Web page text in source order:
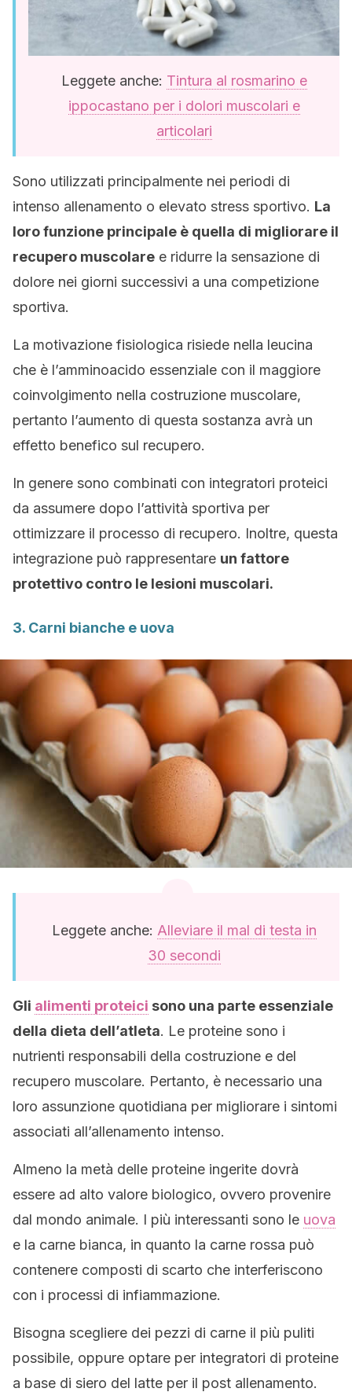
Leggete anche: Tintura al rosmarino e
ippocastano per i dolori muscolari e
articolari
Sono utilizzati principalmente nei periodi di
intenso allenamento o elevato stress sportivo. La
loro funzione principale è quella di migliorare il
recupero muscolare e ridurre la sensazione di
dolore nei giorni successivi a una competizione
sportiva.
La motivazione fisiologica risiede nella leucina
che è l’amminoacido essenziale con il maggiore
coinvolgimento nella costruzione muscolare,
pertanto l’aumento di questa sostanza avrà un
effetto benefico sul recupero.
In genere sono combinati con integratori proteici
da assumere dopo l’attività sportiva per
ottimizzare il processo di recupero. Inoltre, questa
integrazione può rappresentare un fattore
protettivo contro le lesioni muscolari.
3. Carni bianche e uova
Leggete anche: Alleviare il mal di testa in
30 secondi
Gli alimenti proteici sono una parte essenziale
della dieta dell’atleta. Le proteine ​​sono i
nutrienti responsabili della costruzione e del
recupero muscolare. Pertanto, è necessario una
loro assunzione quotidiana per migliorare i sintomi
associati all’allenamento intenso.
Almeno la metà delle proteine ​​ingerite dovrà
essere ad alto valore biologico, ovvero provenire
dal mondo animale. I più interessanti sono le uova
e la carne bianca, in quanto la carne rossa può
contenere composti di scarto che interferiscono
con i processi di infiammazione.
Bisogna scegliere dei pezzi di carne il più puliti
possibile, oppure optare per integratori di proteine
​​a base di siero del latte per il post allenamento.